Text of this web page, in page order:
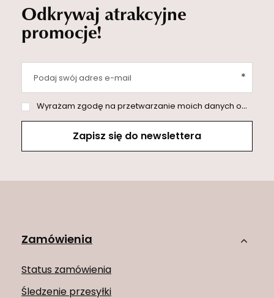
Odkrywaj atrakcyjne
promocje!
Podaj swój adres e-mail
Wyrażam zgodę na przetwarzanie moich danych osobowych (adres e-mail) na potrzeby wysyłki newslettera z informacją handlową (marketing). Więcej w
Zapisz się do newslettera
Zamówienia
Status zamówienia
Śledzenie przesyłki